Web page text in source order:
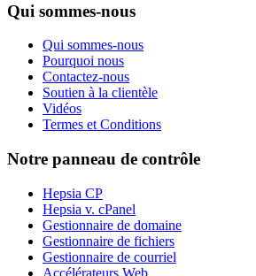
Qui sommes-nous
Qui sommes-nous
Pourquoi nous
Contactez-nous
Soutien à la clientèle
Vidéos
Termes et Conditions
Notre panneau de contrôle
Hepsia CP
Hepsia v. cPanel
Gestionnaire de domaine
Gestionnaire de fichiers
Gestionnaire de courriel
Accélérateurs Web